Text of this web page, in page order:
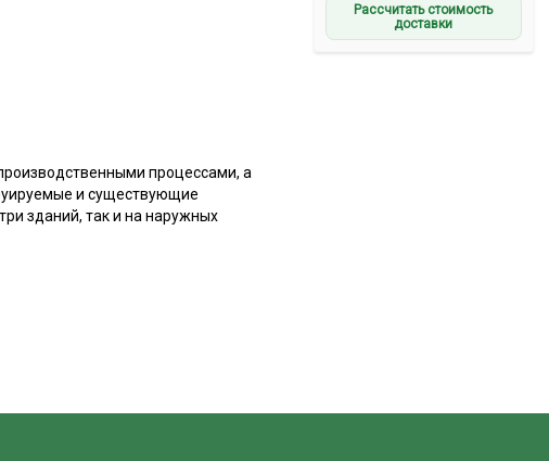
Рассчитать стоимость
доставки
процессами, а
и существующие
зданий, так и на наружных